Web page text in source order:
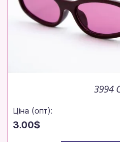
3994
Ціна (опт):
3.00$